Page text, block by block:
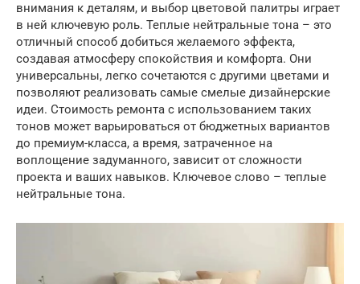
внимания к деталям, и выбор цветовой палитры играет
в ней ключевую роль. Теплые нейтральные тона – это
отличный способ добиться желаемого эффекта,
создавая атмосферу спокойствия и комфорта. Они
универсальны, легко сочетаются с другими цветами и
позволяют реализовать самые смелые дизайнерские
идеи. Стоимость ремонта с использованием таких
тонов может варьироваться от бюджетных вариантов
до премиум-класса, а время, затраченное на
воплощение задуманного, зависит от сложности
проекта и ваших навыков. Ключевое слово – теплые
нейтральные тона.